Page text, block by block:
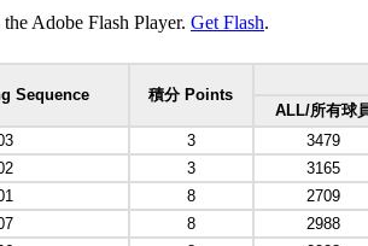
Adobe Flash Player. Get Flash.
Sequence
積分 Points
ALL/所有球
3
3479
3
3165
8
2709
8
2988